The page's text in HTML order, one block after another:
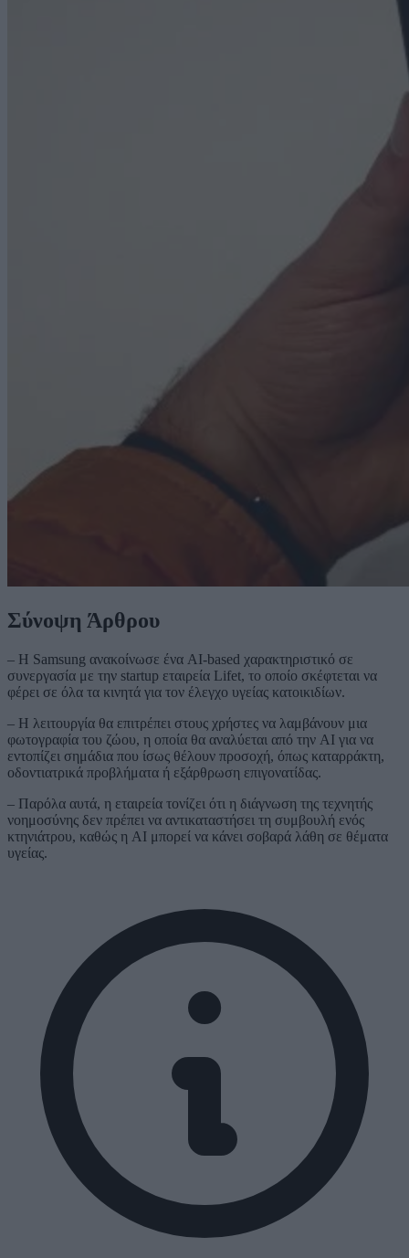
Σύνοψη Άρθρου
– Η Samsung ανακοίνωσε ένα AI-based χαρακτηριστικό σε
συνεργασία με την startup εταιρεία Lifet, το οποίο σκέφτεται να
φέρει σε όλα τα κινητά για τον έλεγχο υγείας κατοικιδίων.
– Η λειτουργία θα επιτρέπει στους χρήστες να λαμβάνουν μια
φωτογραφία του ζώου, η οποία θα αναλύεται από την AI για να
εντοπίζει σημάδια που ίσως θέλουν προσοχή, όπως καταρράκτη,
οδοντιατρικά προβλήματα ή εξάρθρωση επιγονατίδας.
– Παρόλα αυτά, η εταιρεία τονίζει ότι η διάγνωση της τεχνητής
νοημοσύνης δεν πρέπει να αντικαταστήσει τη συμβουλή ενός
κτηνιάτρου, καθώς η AI μπορεί να κάνει σοβαρά λάθη σε θέματα
υγείας.